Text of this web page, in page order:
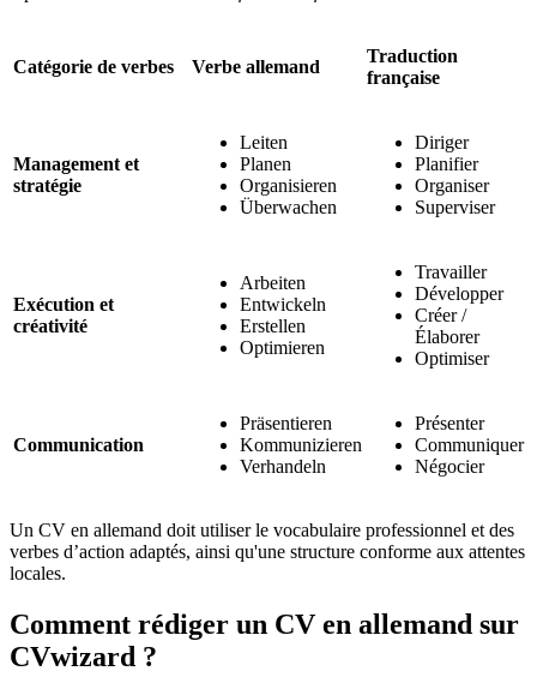
Catégorie de verbes Verbe allemand
Traduction
française
Management et
stratégie
Leiten
Planen
Organisieren
Überwachen
Diriger
Planifier
Organiser
Superviser
Exécution et
créativité
Arbeiten
Entwickeln
Erstellen
Optimieren
Travailler
Développer
Créer /
Élaborer
Optimiser
Communication
Präsentieren
Kommunizieren
Verhandeln
Présenter
Communiquer
Négocier
Un CV en allemand doit utiliser le vocabulaire professionnel et des
verbes d’action adaptés, ainsi qu'une structure conforme aux attentes
locales.
Comment rédiger un CV en allemand sur
CVwizard ?